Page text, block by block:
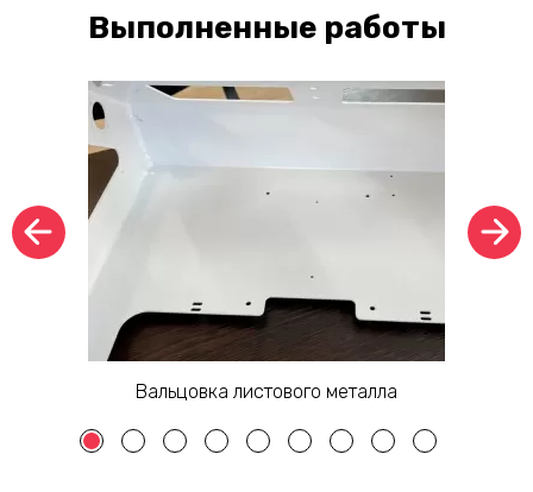
Выполненные работы
Вальцовка листового металла